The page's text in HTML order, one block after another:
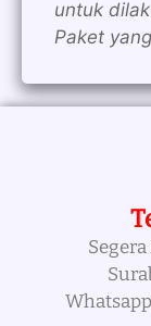
untuk
Paket